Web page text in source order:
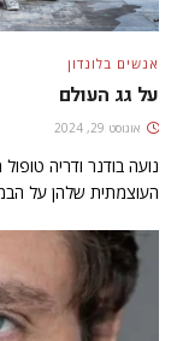
אנשים בלונדון
על גג העולם
אוגוסט 29, 2024
נועה בודנר ודריה
העוצמתית שלהן על